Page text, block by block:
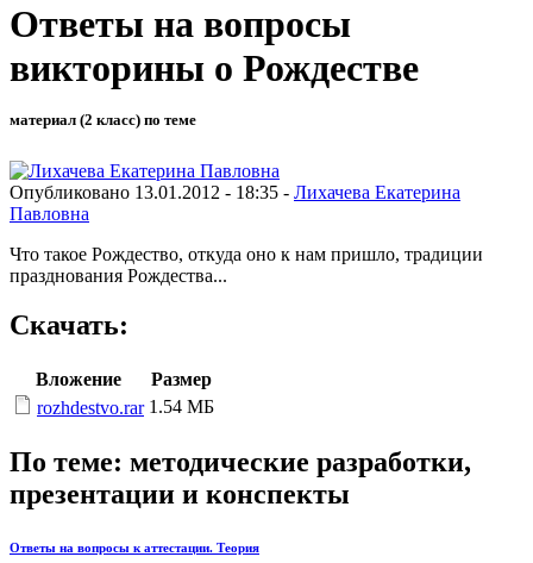
Ответы на вопросы
викторины о Рождестве
материал (2 класс) по теме
Опубликовано 13.01.2012 - 18:35 - Лихачева Екатерина
Павловна
Что такое Рождество, откуда оно к нам пришло, традиции
празднования Рождества...
Скачать:
Вложение
Размер
rozhdestvo.rar 1.54 МБ
По теме: методические разработки,
презентации и конспекты
Ответы на вопросы к аттестации. Теория